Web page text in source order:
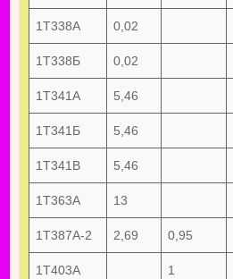
1Т338А 0,02
1Т338Б 0,02
1Т341А 5,46
1Т341Б 5,46
1Т341В 5,46
1Т363А 13
1Т387А-2 2,69 0,95
1Т403А 1